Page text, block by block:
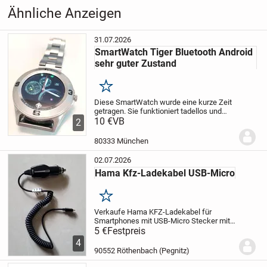
Sendungsverfolgung
innerhalb von spätestens 1-2 Werktagen nach
Zahlungseingang.
Versandkosten richtet sich nach den „aktuellen“ Post bzw.
Paketdienst Preisen
Bei Verlust oder Transportschäden durch Paketdienst / Post
wird keine Haftung übernommen.
Versandrisiko trägt der Käufer, sobald die Ware an den
Zusteller übergeben wurde § 447 BGB
PRIVATVERKAUF:
„Der Verkauf erfolgt unter Ausschluss jeglicher Gewähr­
leistung“
Ähnliche Anzeigen
2
31.07.2026
SmartWatch Tiger Bluetooth Android
sehr guter Zustand
Merken
Diese SmartWatch wurde eine kurze Zeit
getragen. Sie funktioniert tadellos und
hält die Verbindung über Bluetooth zu
keine Verwendung mehr und so wird die
10 €VB
80333 München
4
02.07.2026
Hama Kfz-Ladekabel USB-Micro
Merken
Verkaufe Hama KFZ-Ladekabel für
Smartphones mit USB-Micro Stecker mit
Spiralkabel bis 140 cm.
Input: 12 bis 24 Volt
AmpereFarbe Schwarz.Sehr guter
Zustand, da...
5 €Festpreis
90552 Röthenbach (Pegnitz)